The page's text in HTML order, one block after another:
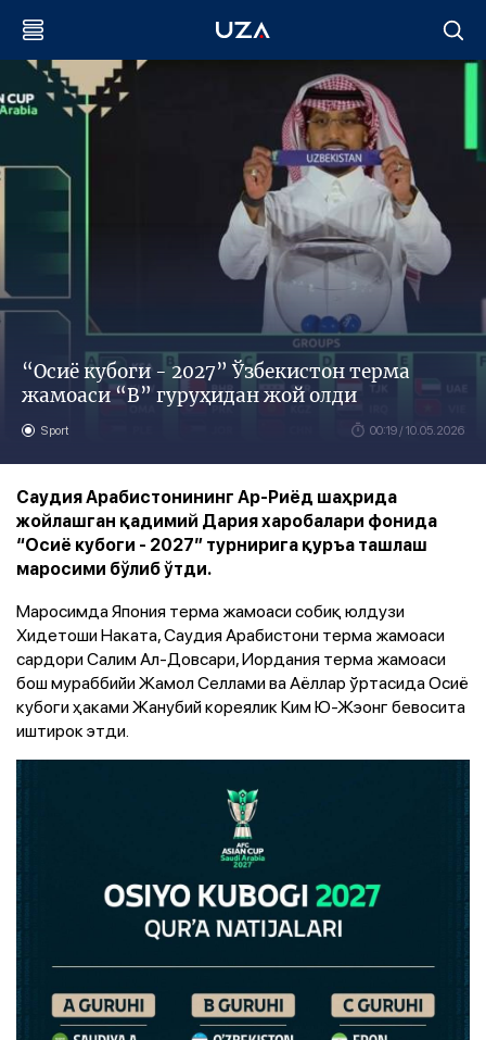
“Осиё кубоги - 2027” Ўзбекистон терма
жамоаси “В” гуруҳидан жой олди
Sport 00:19 / 10.05.2026
Саудия Арабистонининг Ар-Риёд шаҳрида
жойлашган қадимий Дария харобалари фонида
“Осиё кубоги - 2027” турнирига қуръа ташлаш
маросими бўлиб ўтди.
Маросимда Япония терма жамоаси собиқ юлдузи
Хидетоши Наката, Саудия Арабистони терма жамоаси
сардори Салим Ал-Довсари, Иордания терма жамоаси
бош мураббийи Жамол Селлами ва Аёллар ўртасида Осиё
кубоги ҳаками Жанубий кореялик Ким Ю-Жэонг бевосита
иштирок этди.